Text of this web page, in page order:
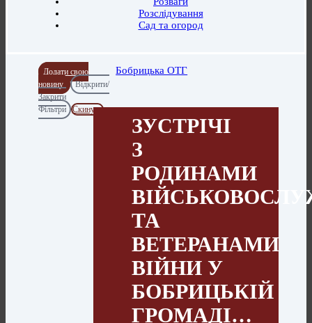
Розслідування
Сад та огород
Додати свою
новину
Відкрити/
Закрити
Фільтри
Скинути
Бобрицька ОТГ
ЗУСТРІЧІ
З
РОДИНАМИ
ТА
ВЕТЕРАНАМИ
ВІЙНИ У
БОБРИЦЬКІЙ
ГРОМАДІ…